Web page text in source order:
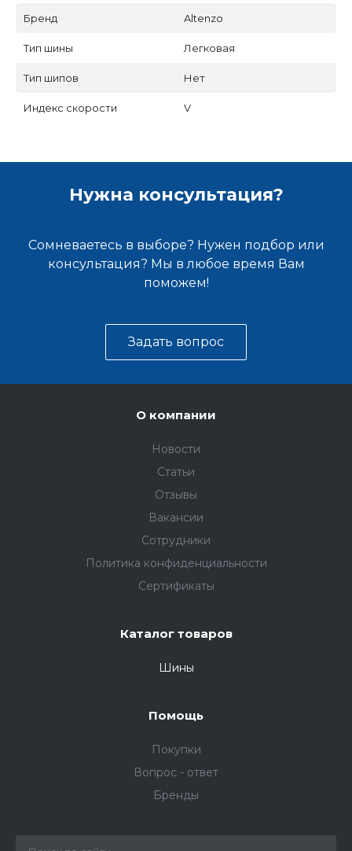
Бренд Altenzo
Тип шины Легковая
Тип шипов Нет
Индекс скорости V
Нужна консультация?
Сомневаетесь в выборе? Нужен подбор или
консультация? Мы в любое время Вам
поможем!
Задать вопрос
О компании
Новости
Статьи
Отзывы
Вакансии
Сотрудники
Политика конфиденциальности
Сертификаты
Каталог товаров
Шины
Помощь
Покупки
Вопрос - ответ
Бренды